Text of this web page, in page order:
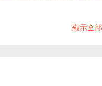
顯示全部